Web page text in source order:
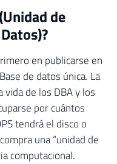
de
en publicarse en
de datos única. La
de los DBA y los
por cuántos
tendrá el disco o
una “unidad de
computacional.